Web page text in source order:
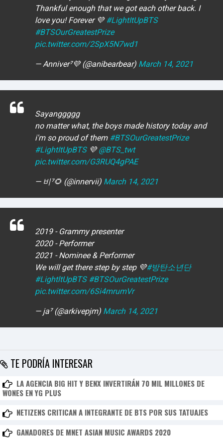
Thankful enough that we got each other back. I
love you! Forever 💜 #LightItUpBTS
#BTSOurGreatestPrize
pic.twitter.com/2SpX5N7wd1
— Anniver⁷💜 (@anibearbear) March 14, 2021
Sayanggggg
no matter what, the boys made history today and
i'm so proud of them #BTSOurGreatestPrize
#LightItUpBTS💜@BTS_twt
pic.twitter.com/G3RUQ4gPAE
— 비⁷🌻 (@innervii) March 14, 2021
2019 - Grammy presenter
2020 - Performer
2021 - Nominee & Performer
We will get there step by step 💜#방탄소년단
#LightltUpBTS #BTSOurGreatestPrize
pic.twitter.com/6Si4mrumVr
— ja⁷ (@arkivepjm) March 14, 2021
TE PODRÍA INTERESAR
LA AGENCIA BIG HIT Y BENX INVERTIRÁN 70 MIL MILLONES DE
WONES EN YG PLUS
NETIZENS CRITICAN A INTEGRANTE DE BTS POR SUS TATUAJES
GANADORES DE MNET ASIAN MUSIC AWARDS 2020